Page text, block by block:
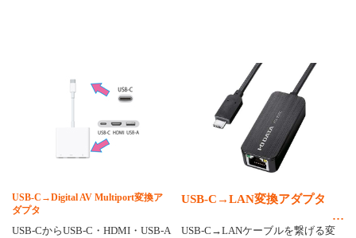
USB-C→Digital AV Multiport変換ア
ダプタ
USB-CからUSB-C・HDMI・USB-A
USB-C→LAN変換アダプタ
USB-C→LANケーブルを繋げる変